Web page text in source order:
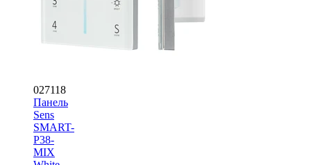
027118
Панель
Sens
SMART-
P38-
MIX